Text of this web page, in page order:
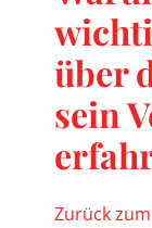
über
sein
Zurück